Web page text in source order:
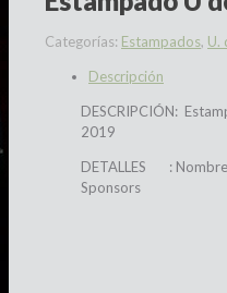
Categorías: Estampados, U.
Descripción
DESCRIPCIÓN:
2019
DETALLES : Nombre
Sponsors